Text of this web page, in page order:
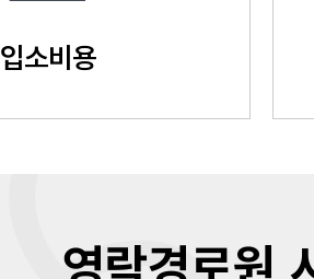
입소비용